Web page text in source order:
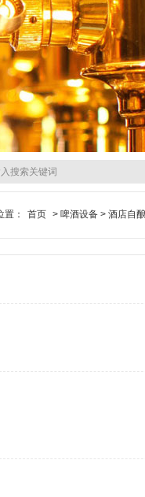
置： 首页 > 啤酒设备 > 酒店自